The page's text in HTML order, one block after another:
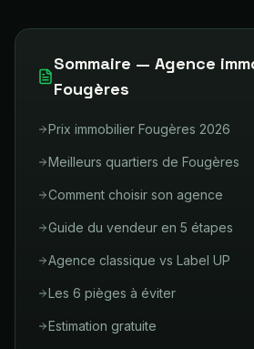
Sommaire — Agence
Fougères
Prix immobilier Fougères 2026
Meilleurs quartiers de Fougères
Comment choisir son agence
Guide du vendeur en 5 étapes
Agence classique vs Label UP
Les 6 pièges à éviter
Estimation gratuite